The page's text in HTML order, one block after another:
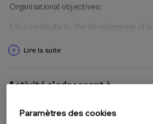
workshops, participants will develop
responding to challenging situations,
analysis of inclusion scenarios, a mini-
skills to facilitate and reflect on
Organisational objectives:
1-To contribute to the development of
2-To strengthen the staff expertise in
Lire la suite
Activité s'adressant à
Étudiants universitaires
Paramètres des cookies